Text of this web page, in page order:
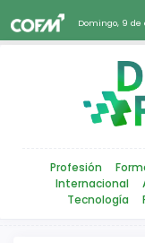
Domingo, 9 de
Profesión
Internacional
Tecnología